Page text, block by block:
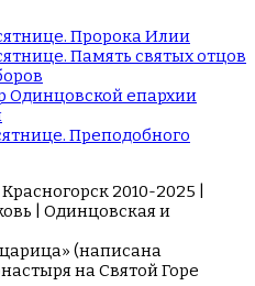
Пророка Илии
Память святых отцов
Одинцовской епархии
Преподобного
2010-2025 |
| Одинцовская и
(написана
на Cвятой Горе